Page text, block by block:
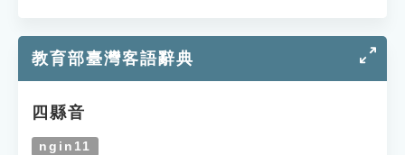
教育部臺灣客語辭典
四縣音
ngin11